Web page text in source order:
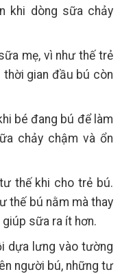
khi dòng sữa chảy
mẹ, vì như thế trẻ
gian đầu bú còn
bé đang bú để làm
chảy chậm và ổn
thế khi cho trẻ bú.
thế bú nằm mà thay
sữa ra ít hơn.
dựa lưng vào tường
người bú, những tư